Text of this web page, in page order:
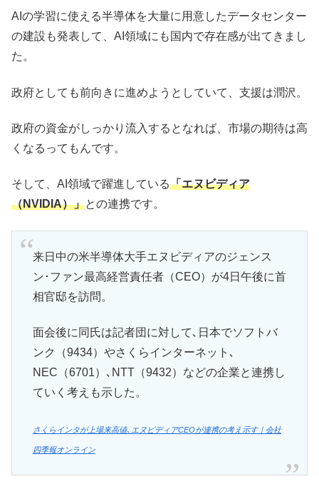
AIの学習に使える半導体を大量に用意したデータセンター
の建設も発表して、AI領域にも国内で存在感が出てきまし
た。
政府としても前向きに進めようとしていて、支援は潤沢。
政府の資金がしっかり流入するとなれば、市場の期待は高
くなるってもんです。
そして、AI領域で躍進している「エヌビディア
（NVIDIA）」との連携です。
来日中の米半導体大手エヌビディアのジェンス
ン･ファン最高経営責任者（CEO）が4日午後に首
相官邸を訪問。
面会後に同氏は記者団に対して､日本でソフトバ
ンク（9434）やさくらインターネット､
NEC（6701）､NTT（9432）などの企業と連携し
ていく考えも示した。
さくらインタが上場来高値､エヌビディアCEOが連携の考え示す｜会社
四季報オンライン